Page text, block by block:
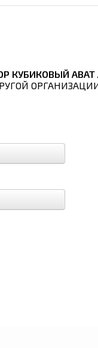
КУБИКОВЫЙ